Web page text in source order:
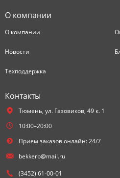
О компании
О компании
Новости
Техподдержка
Контакты
Тюмень, ул. Газовиков, 49 к. 1
10:00–20:00
Прием заказов онлайн: 24/7
bekkerb@mail.ru
(3452) 61-00-01